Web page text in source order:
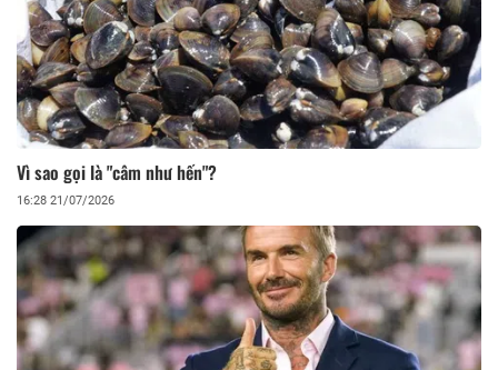
Vì sao gọi là "câm như hến"?
16:28 21/07/2026